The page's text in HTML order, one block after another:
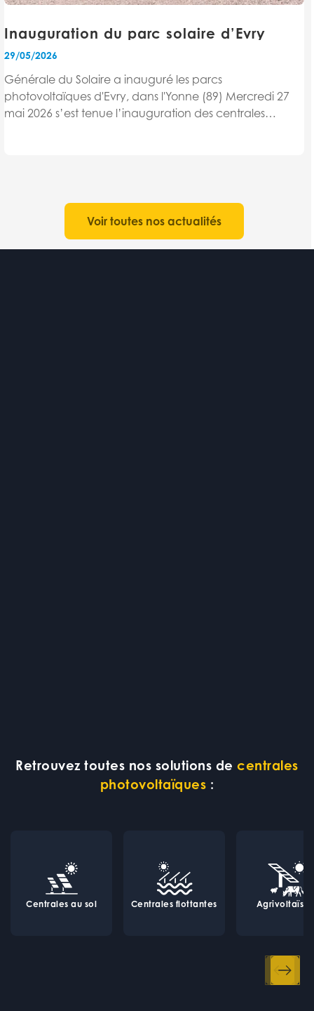
Inauguration du parc solaire d’Evry
29/05/2026
Générale du Solaire a inauguré les parcs
photovoltaïques d'Evry, dans l'Yonne (89) Mercredi 27
mai 2026 s’est tenue l’inauguration des centrales
Voir toutes nos actualités
Retrouvez toutes nos solutions decentrales
photovoltaïques :
Centrales au sol Centrales flottantes